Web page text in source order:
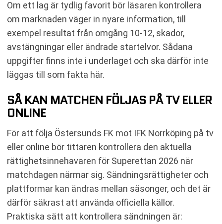
Om ett lag är tydlig favorit bör läsaren kontrollera
om marknaden väger in nyare information, till
exempel resultat från omgång 10-12, skador,
avstängningar eller ändrade startelvor. Sådana
uppgifter finns inte i underlaget och ska därför inte
läggas till som fakta här.
SÅ KAN MATCHEN FÖLJAS PÅ TV ELLER
ONLINE
För att följa Östersunds FK mot IFK Norrköping på tv
eller online bör tittaren kontrollera den aktuella
rättighetsinnehavaren för Superettan 2026 när
matchdagen närmar sig. Sändningsrättigheter och
plattformar kan ändras mellan säsonger, och det är
därför säkrast att använda officiella källor.
Praktiska sätt att kontrollera sändningen är: